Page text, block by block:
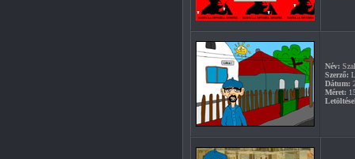
Név:
Szerző:
Dátum:
Méret: